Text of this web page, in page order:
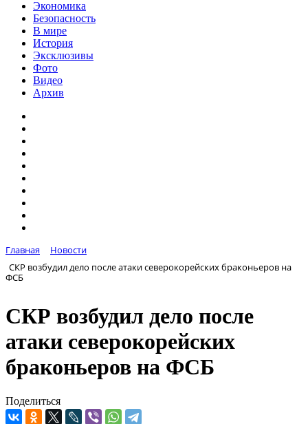
Экономика
Безопасность
В мире
История
Эксклюзивы
Фото
Видео
Архив
Главная
Новости
СКР возбудил дело после атаки северокорейских браконьеров на
ФСБ
СКР возбудил дело после
атаки северокорейских
браконьеров на ФСБ
Поделиться